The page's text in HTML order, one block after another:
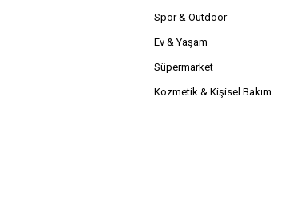
Spor & Outdoor
Ev & Yaşam
Süpermarket
Kozmetik & Kişisel Bakım